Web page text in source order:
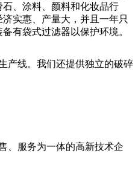
、涂料、颜料和化妆品行
实惠、产量大，并且一年只
有袋式过滤器以保护环境。
产线。我们还提供独立的破碎
、服务为一体的高新技术企